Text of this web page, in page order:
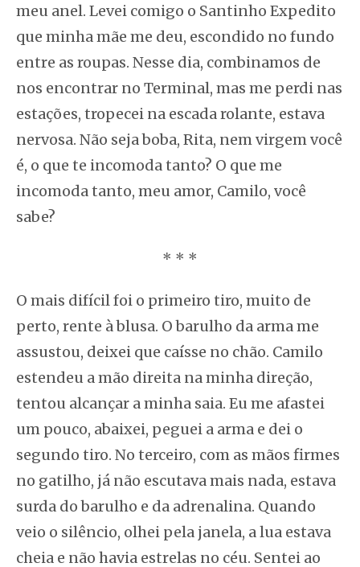
meu anel. Levei comigo o Santinho Expedito
que minha mãe me deu, escondido no fundo
entre as roupas. Nesse dia, combinamos de
nos encontrar no Terminal, mas me perdi nas
estações, tropecei na escada rolante, estava
nervosa. Não seja boba, Rita, nem virgem você
é, o que te incomoda tanto? O que me
incomoda tanto, meu amor, Camilo, você
sabe?
* * *
O mais difícil foi o primeiro tiro, muito de
perto, rente à blusa. O barulho da arma me
assustou, deixei que caísse no chão. Camilo
estendeu a mão direita na minha direção,
tentou alcançar a minha saia. Eu me afastei
um pouco, abaixei, peguei a arma e dei o
segundo tiro. No terceiro, com as mãos firmes
no gatilho, já não escutava mais nada, estava
surda do barulho e da adrenalina. Quando
veio o silêncio, olhei pela janela, a lua estava
cheia e não havia estrelas no céu. Sentei ao